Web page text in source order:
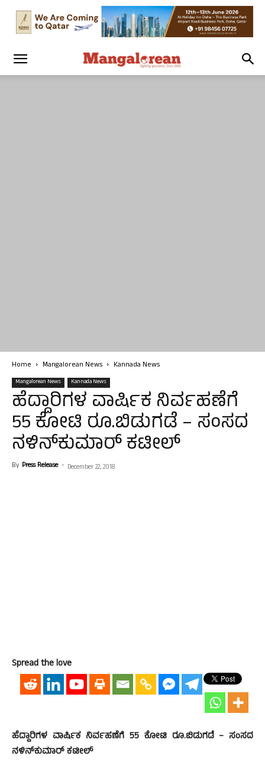
Home Mangalorean News Kannada News
Mangalorean News Kannada News
ಹೆದ್ದಾರಿಗಳ ವಾರ್ಷಿಕ ನಿರ್ವಹಣೆಗೆ
55 ಕೋಟಿ ರೂ.ಬಿಡುಗಡೆ – ಸಂಸದ
ನಳಿನ್‍ಕುಮಾರ್ ಕಟೀಲ್
By Press Release - December 22, 2018
Spread the love
ಹೆದ್ದಾರಿಗಳ ವಾರ್ಷಿಕ ನಿರ್ವಹಣೆಗೆ 55 ಕೋಟಿ ರೂ.ಬಿಡುಗಡೆ – ಸಂಸದ
ನಳಿನ್‍ಕುಮಾರ್ ಕಟೀಲ್